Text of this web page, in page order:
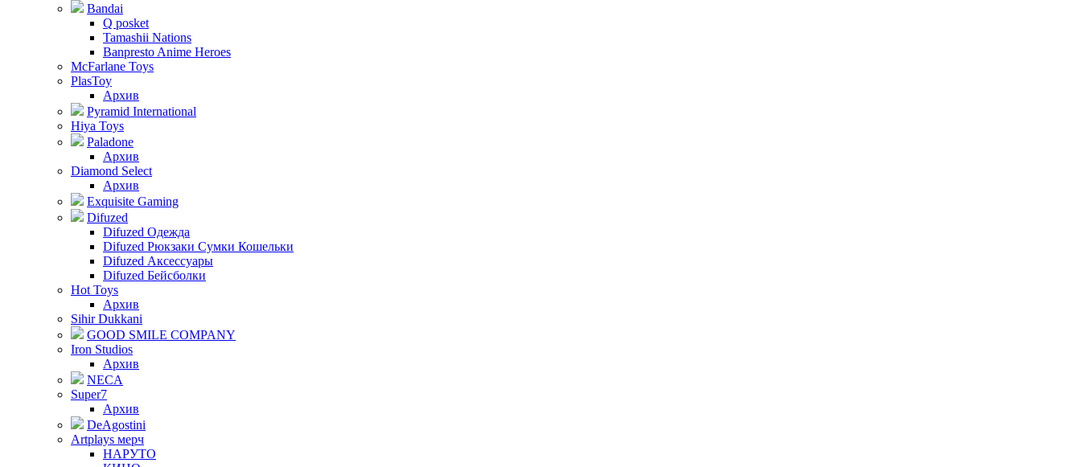
Bandai
Q posket
Tamashii Nations
Banpresto Anime Heroes
McFarlane Toys
PlasToy
Архив
Pyramid International
Hiya Toys
Paladone
Архив
Diamond Select
Архив
Exquisite Gaming
Difuzed
Difuzed Одежда
Difuzed Рюкзаки Сумки Кошельки
Difuzed Аксессуары
Difuzed Бейсболки
Hot Toys
Архив
Sihir Dukkani
GOOD SMILE COMPANY
Iron Studios
Архив
NECA
Super7
Архив
DeAgostini
Artplays мерч
НАРУТО